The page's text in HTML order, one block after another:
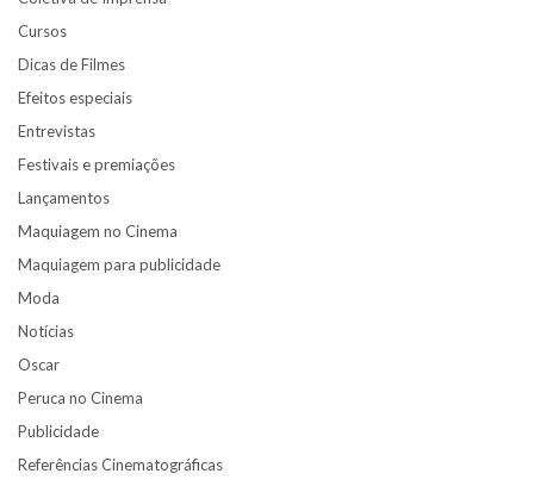
Cursos
Dicas de Filmes
Efeitos especiais
Entrevistas
Festivais e premiações
Lançamentos
Maquiagem no Cinema
Maquiagem para publicidade
Moda
Notícias
Oscar
Peruca no Cinema
Publicidade
Referências Cinematográficas